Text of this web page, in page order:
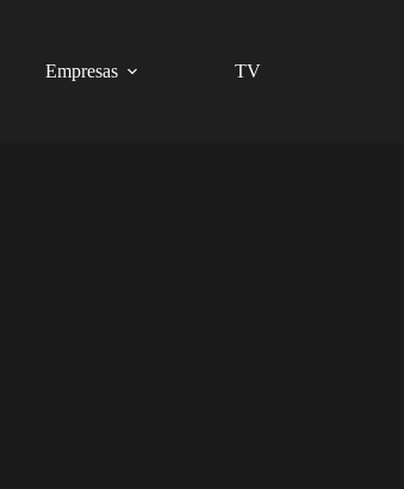
Empresas TV